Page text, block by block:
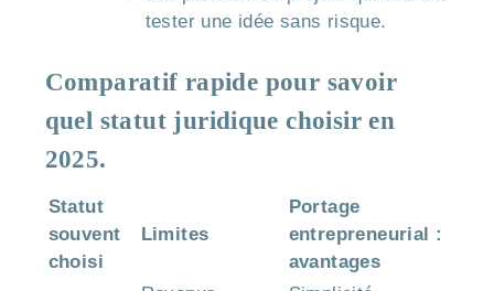
tester une idée sans risque.
Comparatif rapide pour savoir
quel statut juridique choisir en
2025.
Statut
souvent
choisi
Limites
Portage
entrepreneurial :
avantages